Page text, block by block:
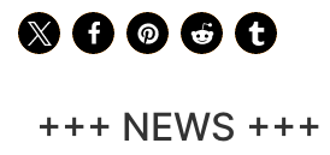
+++ NEWS +++